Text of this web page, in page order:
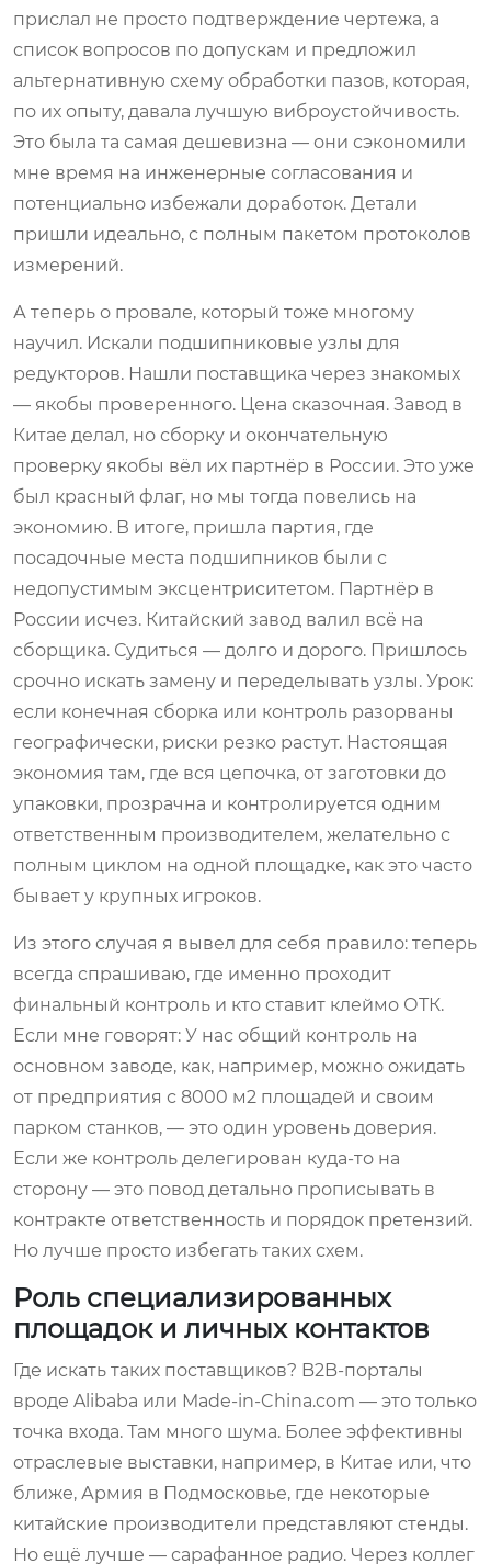
прислал не просто подтверждение чертежа, а
список вопросов по допускам и предложил
альтернативную схему обработки пазов, которая,
по их опыту, давала лучшую виброустойчивость.
Это была та самая дешевизна — они сэкономили
мне время на инженерные согласования и
потенциально избежали доработок. Детали
пришли идеально, с полным пакетом протоколов
измерений.
А теперь о провале, который тоже многому
научил. Искали подшипниковые узлы для
редукторов. Нашли поставщика через знакомых
— якобы проверенного. Цена сказочная. Завод в
Китае делал, но сборку и окончательную
проверку якобы вёл их партнёр в России. Это уже
был красный флаг, но мы тогда повелись на
экономию. В итоге, пришла партия, где
посадочные места подшипников были с
недопустимым эксцентриситетом. Партнёр в
России исчез. Китайский завод валил всё на
сборщика. Судиться — долго и дорого. Пришлось
срочно искать замену и переделывать узлы. Урок:
если конечная сборка или контроль разорваны
географически, риски резко растут. Настоящая
экономия там, где вся цепочка, от заготовки до
упаковки, прозрачна и контролируется одним
ответственным производителем, желательно с
полным циклом на одной площадке, как это часто
бывает у крупных игроков.
Из этого случая я вывел для себя правило: теперь
всегда спрашиваю, где именно проходит
финальный контроль и кто ставит клеймо ОТК.
Если мне говорят: У нас общий контроль на
основном заводе, как, например, можно ожидать
от предприятия с 8000 м2 площадей и своим
парком станков, — это один уровень доверия.
Если же контроль делегирован куда-то на
сторону — это повод детально прописывать в
контракте ответственность и порядок претензий.
Но лучше просто избегать таких схем.
Роль специализированных
площадок и личных контактов
Где искать таких поставщиков? B2B-порталы
вроде Alibaba или Made-in-China.com — это только
точка входа. Там много шума. Более эффективны
отраслевые выставки, например, в Китае или, что
ближе, Армия в Подмосковье, где некоторые
китайские производители представляют стенды.
Но ещё лучше — сарафанное радио. Через коллег